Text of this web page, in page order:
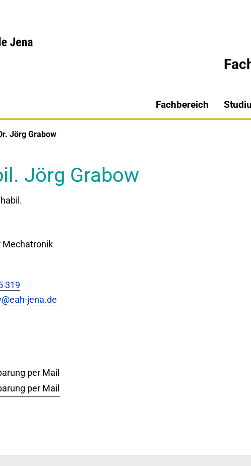
Fachbereich
Jörg Grabow
Jörg Grabow
Mechatronik
319
jena.de
per Mail
per Mail